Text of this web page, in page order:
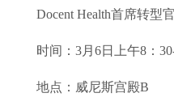
Docent Health首席转型
时间：3月6日上午8：
地点：威尼斯宫殿B